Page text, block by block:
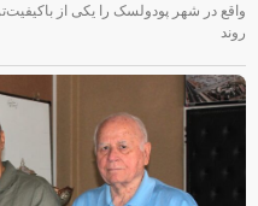
واقع در شهر پودولسک را یکی از
روند